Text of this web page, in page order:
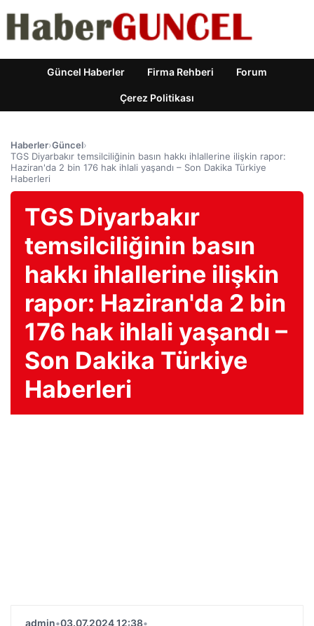
Güncel Haberler Firma Rehberi Forum
Çerez Politikası
Haberler›Güncel›
TGS Diyarbakır temsilciliğinin basın hakkı ihlallerine ilişkin rapor:
Haziran'da 2 bin 176 hak ihlali yaşandı – Son Dakika Türkiye
Haberleri
TGS Diyarbakır
temsilciliğinin basın
hakkı ihlallerine ilişkin
rapor: Haziran'da 2 bin
176 hak ihlali yaşandı –
Son Dakika Türkiye
Haberleri
admin•03.07.2024 12:38•